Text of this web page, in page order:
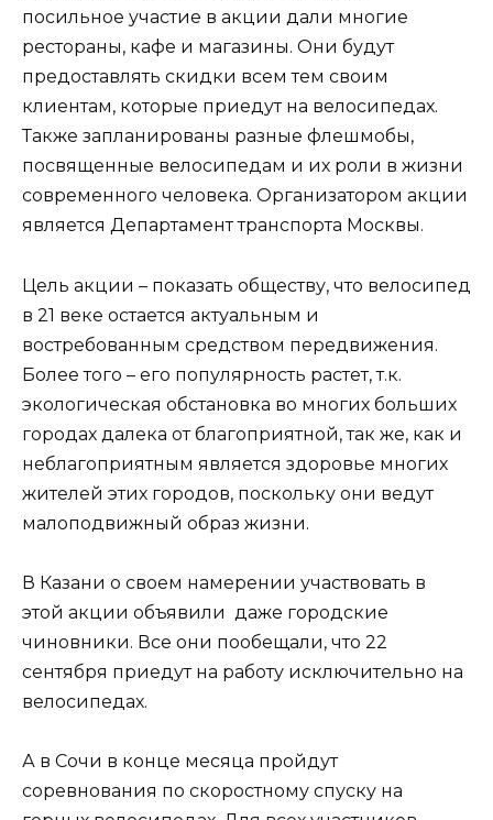
посильное участие в акции дали многие
рестораны, кафе и магазины. Они будут
предоставлять скидки всем тем своим
клиентам, которые приедут на велосипедах.
Также запланированы разные флешмобы,
посвященные велосипедам и их роли в жизни
современного человека. Организатором акции
является Департамент транспорта Москвы.
Цель акции – показать обществу, что велосипед
в 21 веке остается актуальным и
востребованным средством передвижения.
Более того – его популярность растет, т.к.
экологическая обстановка во многих больших
городах далека от благоприятной, так же, как и
неблагоприятным является здоровье многих
жителей этих городов, поскольку они ведут
малоподвижный образ жизни.
В Казани о своем намерении участвовать в
этой акции объявили даже городские
чиновники. Все они пообещали, что 22
сентября приедут на работу исключительно на
велосипедах.
А в Сочи в конце месяца пройдут
соревнования по скоростному спуску на